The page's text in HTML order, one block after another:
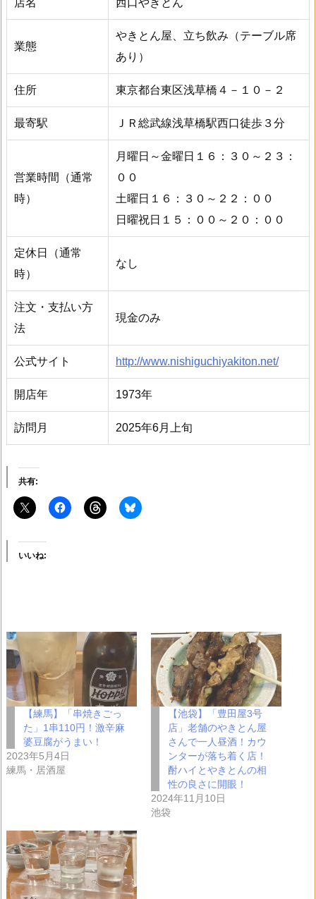
店名 西口やきとん
業態
やきとん屋、立ち飲み（テーブル席
あり）
住所 東京都台東区浅草橋４－１０－２
最寄駅 ＪＲ総武線浅草橋駅西口徒歩３分
営業時間（通常
時）
月曜日～金曜日１６：３０～２３：
００
土曜日１６：３０～２２：００
日曜祝日１５：００～２０：００
定休日（通常
時）
なし
注文・支払い方
法
現金のみ
公式サイト http://www.nishiguchiyakiton.net/
開店年 1973年
訪問月 2025年6月上旬
共有:
いいね:
【練馬】「串焼きごっ
た」1串110円！激辛麻
婆豆腐がうまい！
2023年5月4日
練馬・居酒屋
【池袋】「豊田屋3号
店」老舗のやきとん屋
さんで一人昼酒！カウ
ンターが落ち着く店！
酎ハイとやきとんの相
性の良さに開眼！
2024年11月10日
池袋